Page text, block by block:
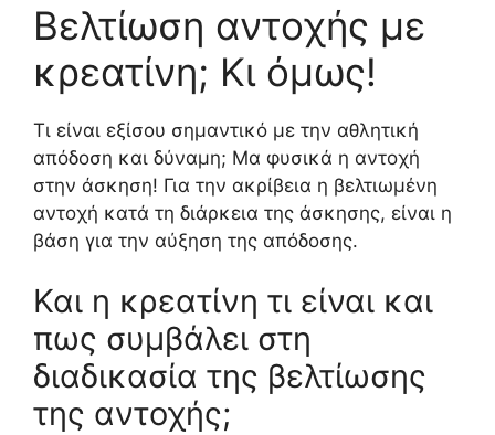
Βελτίωση αντοχής με
κρεατίνη; Κι όμως!
Τι είναι εξίσου σημαντικό με την αθλητική
απόδοση και δύναμη; Μα φυσικά η αντοχή
στην άσκηση! Για την ακρίβεια η βελτιωμένη
αντοχή κατά τη διάρκεια της άσκησης, είναι η
βάση για την αύξηση της απόδοσης.
Και η κρεατίνη τι είναι και
πως συμβάλει στη
διαδικασία της βελτίωσης
της αντοχής;